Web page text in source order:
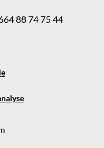
88 74 75 44